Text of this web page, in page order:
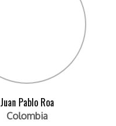
Juan Pablo Roa
Colombia